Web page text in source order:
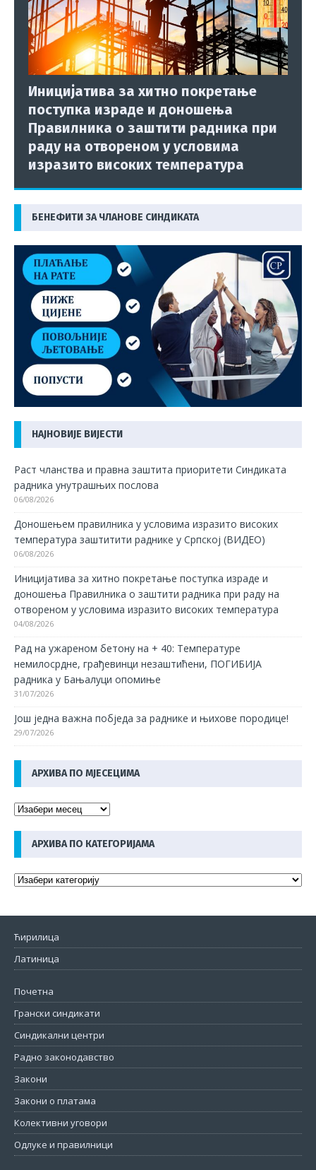
Иницијатива за хитно покретање
поступка израде и доношења
Правилника о заштити радника при
раду на отвореном у условима
изразито високих температура
БЕНЕФИТИ ЗА ЧЛАНОВЕ СИНДИКАТА
НАЈНОВИЈЕ ВИЈЕСТИ
Раст чланства и правна заштита приоритети Синдиката
радника унутрашњих послова
06/08/2026
Доношењем правилника у условима изразито високих
температура заштитити раднике у Српској (ВИДЕО)
06/08/2026
Иницијатива за хитно покретање поступка израде и
доношења Правилника о заштити радника при раду на
отвореном у условима изразито високих температура
04/08/2026
Рад на ужареном бетону на + 40: Температуре
немилосрдне, грађевинци незаштићени, ПОГИБИЈА
радника у Бањалуци опомиње
31/07/2026
Још једна важна побједа за раднике и њихове породице!
29/07/2026
АРХИВА ПО МЈЕСЕЦИМА
АРХИВА ПО КАТЕГОРИЈАМА
Ћирилица
Латиница
Почетна
Грански синдикати
Синдикални центри
Радно законодавство
Закони
Закони о платама
Колективни уговори
Одлуке и правилници